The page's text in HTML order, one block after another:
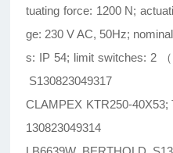
tuating force: 1200 N;
ge: 230 V AC, 50Hz;
s: IP 54; limit switches: 2
S130823049317
CLAMPEX KTR250-
130823049314